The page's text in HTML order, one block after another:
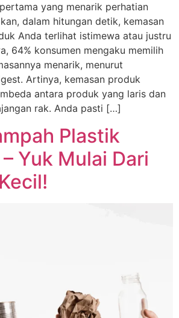
yang menarik perhatian
dalam hitungan detik, kemasan
Anda terlihat istimewa atau justru
64% konsumen mengaku memilih
menarik, menurut
Artinya, kemasan produk
antara produk yang laris dan
rak. Anda pasti […]
Plastik
Yuk Mulai Dari